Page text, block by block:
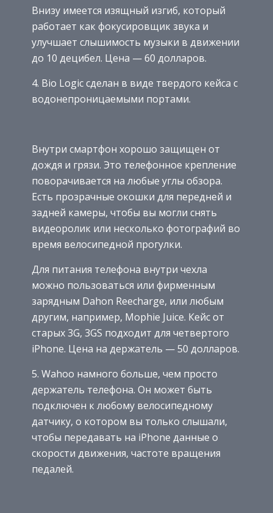
Внизу имеется изящный изгиб, который
работает как фокусировщик звука и
улучшает слышимость музыки в движении
до 10 децибел. Цена — 60 долларов.
4. Bio Logic сделан в виде твердого кейса с
водонепроницаемыми портами.
Внутри смартфон хорошо защищен от
дождя и грязи. Это телефонное крепление
поворачивается на любые углы обзора.
Есть прозрачные окошки для передней и
задней камеры, чтобы вы могли снять
видеоролик или несколько фотографий во
время велосипедной прогулки.
Для питания телефона внутри чехла
можно пользоваться или фирменным
зарядным Dahon Reecharge, или любым
другим, например, Mophie Juice. Кейс от
старых 3G, 3GS подходит для четвертого
iPhone. Цена на держатель — 50 долларов.
5. Wahoo намного больше, чем просто
держатель телефона. Он может быть
подключен к любому велосипедному
датчику, о котором вы только слышали,
чтобы передавать на iPhone данные о
скорости движения, частоте вращения
педалей.